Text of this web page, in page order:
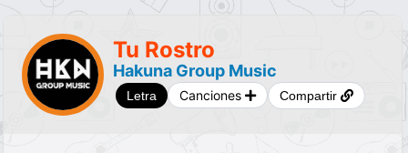
Tu Rostro
Hakuna Group Music
Letra Canciones Compartir